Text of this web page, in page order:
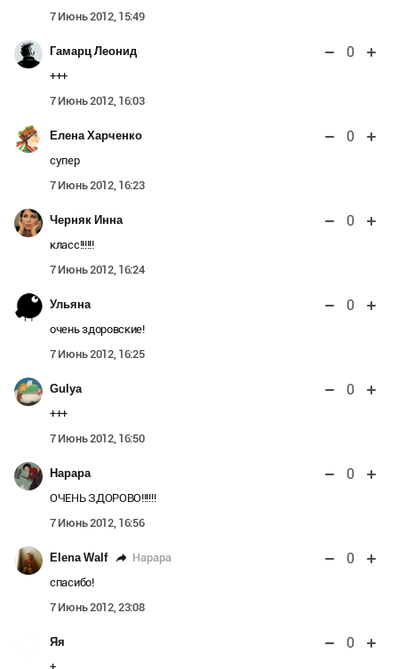
7 Июнь 2012, 15:49
Гамарц Леонид 0
+++
7 Июнь 2012, 16:03
Елена Харченко 0
супер
7 Июнь 2012, 16:23
Черняк Инна 0
класс!!!!!!
7 Июнь 2012, 16:24
Ульяна 0
очень здоровские!
7 Июнь 2012, 16:25
Gulya 0
+++
7 Июнь 2012, 16:50
Нарара 0
ОЧЕНЬ ЗДОРОВО!!!!!!
7 Июнь 2012, 16:56
Elena Walf Нарара 0
спасибо!
7 Июнь 2012, 23:08
Яя 0